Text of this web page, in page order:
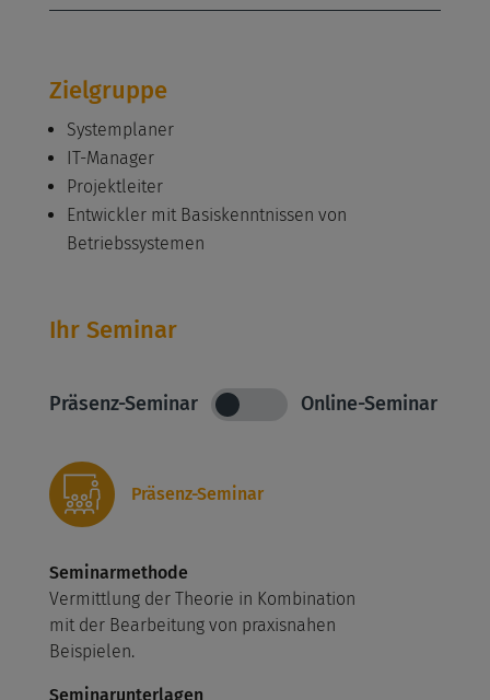
Zielgruppe
Systemplaner
IT-Manager
Projektleiter
Entwickler mit Basiskenntnissen von
Betriebssystemen
Ihr Seminar
Präsenz-Seminar Online-Seminar
Präsenz-Seminar
Seminarmethode
Vermittlung der Theorie in Kombination
mit der Bearbeitung von praxisnahen
Beispielen.
Seminarunterlagen